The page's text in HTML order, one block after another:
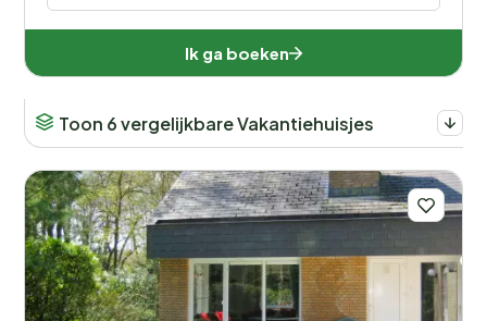
Ik ga boeken
Toon 6 vergelijkbare Vakantiehuisjes